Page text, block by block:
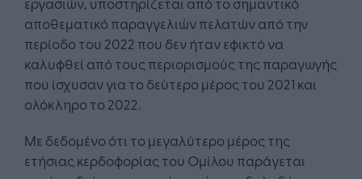
αποθεματικό παραγγελιών πελατών από την
περίοδο του 2022 που δεν ήταν εφικτό να
καλυφθεί από τους περιορισμούς της παραγωγής
που ίσχυσαν για το δεύτερο μέρος του 2021 και
ολόκληρο το 2022.
Με δεδομένο ότι το μεγαλύτερο μέρος της
ετήσιας κερδοφορίας του Ομίλου παράγεται